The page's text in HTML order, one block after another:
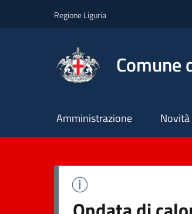
Regione Liguria
Comune
Principale
Amministrazione Novità